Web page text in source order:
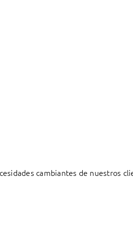
cambiantes de nuestros